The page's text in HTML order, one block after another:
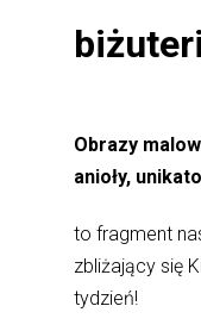
Obrazy
anioły,
to fragment
zbliżający się
tydzień!